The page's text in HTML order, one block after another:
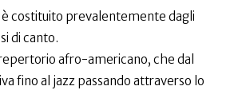
è costituito prevalentemente dagli
di canto.
afro-americano, che dal
fino al jazz passando attraverso lo